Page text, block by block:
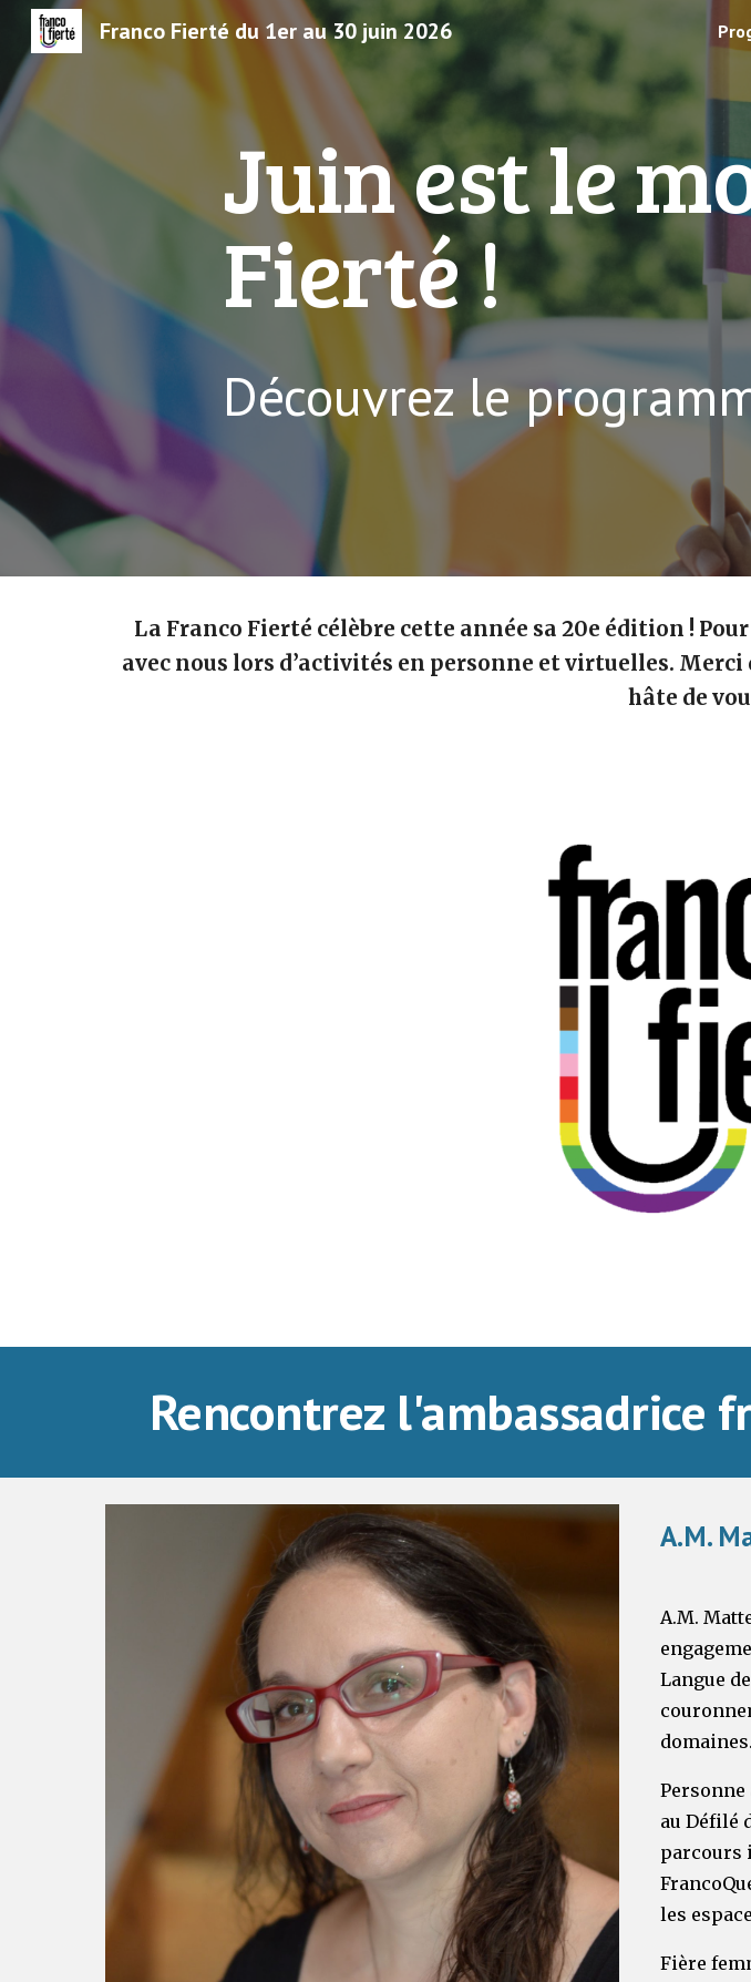
Skip to main content
Franco Fierté du 1er au 30 juin 2026
Juin est le
Fierté !
Découvrez le
La Franco Fierté célèbre cette année sa 20e édition !
avec nous lors d’activités en personne et virtuelles.
hâte de
Rencontrez l'ambassadrice
A.M.
A.M.
Langue
domaines.
Personne
au Défilé
parcours
les
Fière